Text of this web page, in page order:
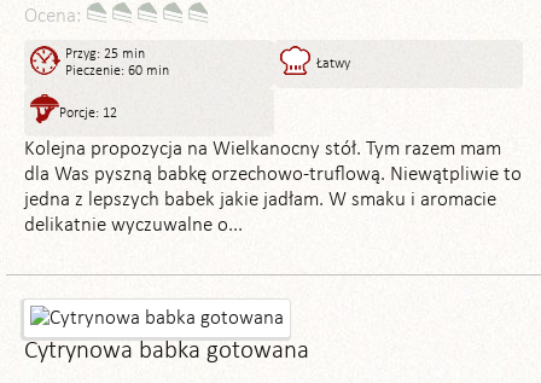
Ocena:
Przyg: 25 min
Pieczenie: 60 min
Łatwy
Porcje: 12
Kolejna propozycja na Wielkanocny stół. Tym razem mam
dla Was pyszną babkę orzechowo-truflową. Niewątpliwie to
jedna z lepszych babek jakie jadłam. W smaku i aromacie
delikatnie wyczuwalne o...
Cytrynowa babka gotowana